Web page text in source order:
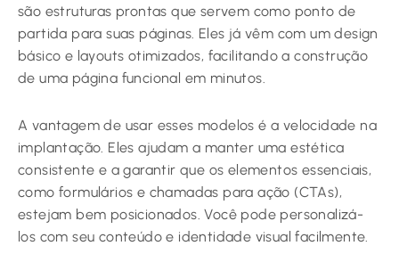
são estruturas prontas que servem como ponto de
partida para suas páginas. Eles já vêm com um design
básico e layouts otimizados, facilitando a construção
de uma página funcional em minutos.
A vantagem de usar esses modelos é a velocidade na
implantação. Eles ajudam a manter uma estética
consistente e a garantir que os elementos essenciais,
como formulários e chamadas para ação (CTAs),
estejam bem posicionados. Você pode personalizá-
los com seu conteúdo e identidade visual facilmente.